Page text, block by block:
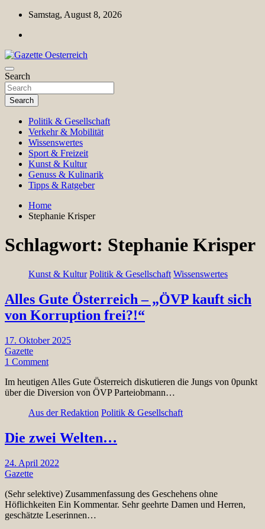
Skip
content
Samstag, August 8, 2026
Gazette Oesterreich
Magazin für Freizeit, Politik, Kultur & Wissenschaft
Search
Search
Politik & Gesellschaft
Verkehr & Mobilität
Wissenswertes
Sport & Freizeit
Kunst & Kultur
Genuss & Kulinarik
Tipps & Ratgeber
Home
Stephanie Krisper
Schlagwort: Stephanie Krisper
Kunst & Kultur Politik & Gesellschaft Wissenswertes
Alles Gute Österreich – „ÖVP kauft sich
von Korruption frei?!“
17. Oktober 2025
Gazette
1 Comment
Im heutigen Alles Gute Österreich diskutieren die Jungs von 0punkt
über die Diversion von ÖVP Parteiobmann…
Aus der Redaktion Politik & Gesellschaft
Die zwei Welten…
24. April 2022
Gazette
(Sehr selektive) Zusammenfassung des Geschehens ohne
Höflichkeiten Ein Kommentar. Sehr geehrte Damen und Herren,
geschätzte Leserinnen…